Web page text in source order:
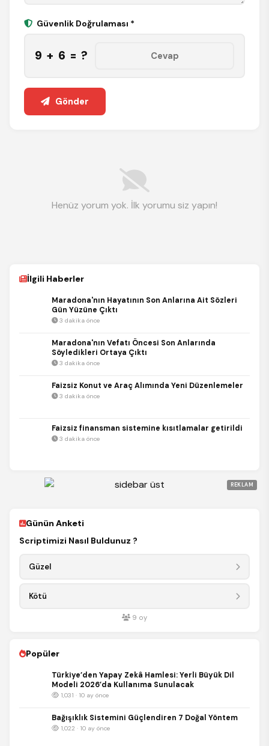
Güvenlik Doğrulaması *
9 + 6 = ?
Gönder
Henüz yorum yok. İlk yorumu siz yapın!
İlgili Haberler
Maradona'nın Hayatının Son Anlarına Ait Sözleri
Gün Yüzüne Çıktı
3 dakika önce
Maradona'nın Vefatı Öncesi Son Anlarında
Söyledikleri Ortaya Çıktı
3 dakika önce
Faizsiz Konut ve Araç Alımında Yeni Düzenlemeler
3 dakika önce
Faizsiz finansman sistemine kısıtlamalar getirildi
3 dakika önce
REKLAM
Günün Anketi
Scriptimizi Nasıl Buldunuz ?
Güzel
Kötü
9 oy
Popüler
Türkiye’den Yapay Zekâ Hamlesi: Yerli Büyük Dil
Modeli 2026’da Kullanıma Sunulacak
1,031 · 10 ay önce
Bağışıklık Sistemini Güçlendiren 7 Doğal Yöntem
1,022 · 10 ay önce